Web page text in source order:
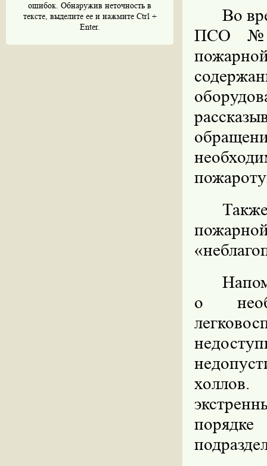
ошибок. Обнаружив неточность в
тексте, выделите ее и нажмите Ctrl +
Enter.
Во
ПСО №
о